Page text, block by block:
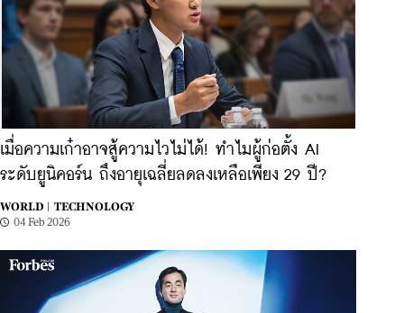
เมื่อความเก๋าอาจสู้ความไวไม่ได้! ทำไมผู้ก่อตั้ง AI
ระดับยูนิคอร์น ถึงอายุเฉลี่ยลดลงเหลือเพียง 29 ปี?
WORLD |
TECHNOLOGY
04 Feb 2026